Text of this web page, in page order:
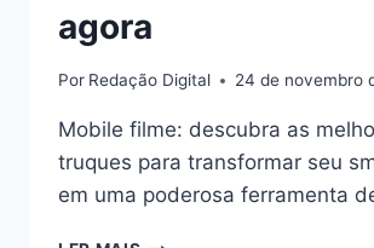
agora
Por Redação Digital 24 de novembro
Mobile filme: descubra as
truques para transformar seu
em uma poderosa ferramenta
MOBILE